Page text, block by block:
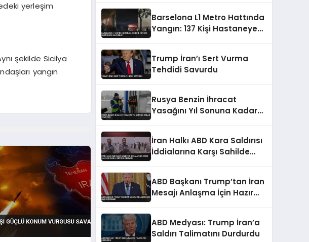
yerleşim
şekilde Sicilya
yangın
Barselona L1 Metro Hattında
Yangın: 137 Kişi Hastaneye
Trump İran’ı Sert Vurma
Tehdidi Savurdu
Rusya Benzin İhracat
Yasağını Yıl Sonuna Kadar
İran Halkı ABD Kara Saldırısı
İddialarına Karşı Sahilde
ABD Başkanı Trump’tan İran
Mesajı Anlaşma İçin Hazır
ABD Medyası: Trump İran’a
Saldırı Talimatını Durdurdu